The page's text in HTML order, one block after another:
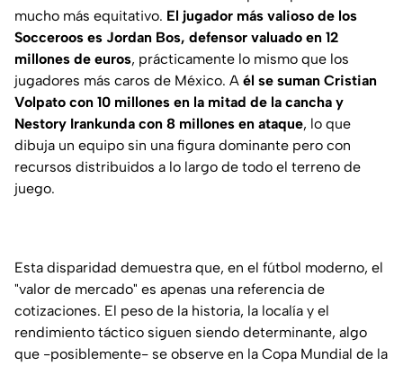
mucho más equitativo. El jugador más valioso de los
Socceroos es Jordan Bos, defensor valuado en 12
millones de euros, prácticamente lo mismo que los
jugadores más caros de México. A él se suman Cristian
Volpato con 10 millones en la mitad de la cancha y
Nestory Irankunda con 8 millones en ataque, lo que
dibuja un equipo sin una figura dominante pero con
recursos distribuidos a lo largo de todo el terreno de
juego.
Esta disparidad demuestra que, en el fútbol moderno, el
"valor de mercado" es apenas una referencia de
cotizaciones. El peso de la historia, la localía y el
rendimiento táctico siguen siendo determinante, algo
que -posiblemente- se observe en la Copa Mundial de la